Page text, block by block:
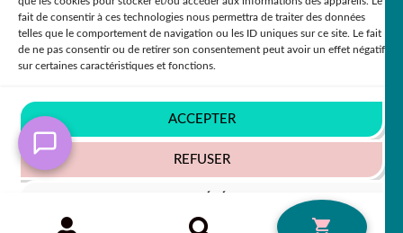
fait de consentir à ces technologies nous permettra de traiter des données
telles que le comportement de navigation ou les ID uniques sur ce site. Le fait
de ne pas consentir ou de retirer son consentement peut avoir un effet négatif
sur certaines caractéristiques et fonctions.
ACCEPTER
REFUSER
Recherche
RECHERCHE